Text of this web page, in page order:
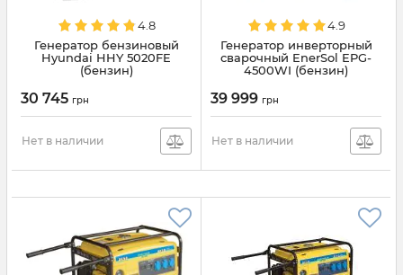
4.8
Генератор бензиновый
Hyundai HHY 5020FE
(бензин)
30 745 грн
Нет в наличии
4.9
Генератор инверторный
сварочный EnerSol EPG-
4500WI (бензин)
39 999 грн
Нет в наличии